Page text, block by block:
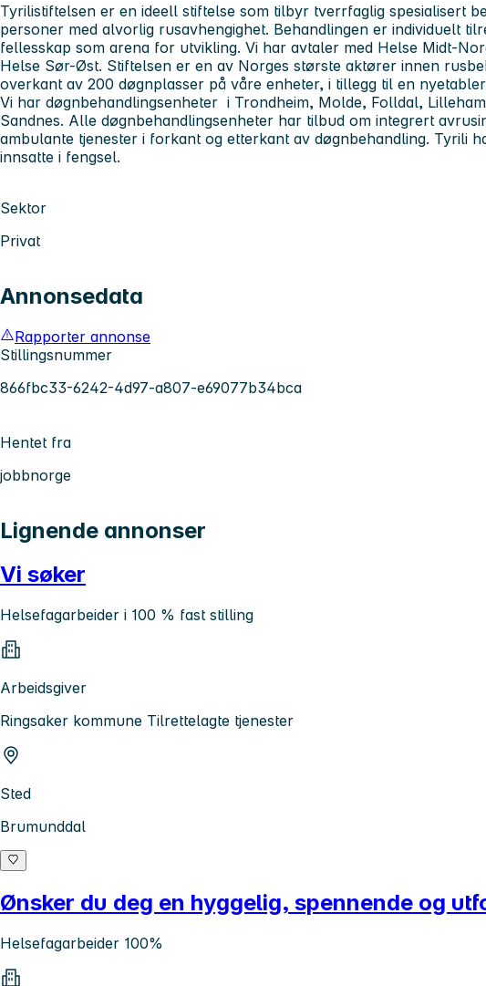
Tyrilistiftelsen er en ideell stiftelse som tilbyr tverrfaglig spesialisert
personer med alvorlig rusavhengighet. Behandlingen er individuelt
fellesskap som arena for utvikling. Vi har avtaler med Helse Midt-
Helse Sør-Øst. Stiftelsen er en av Norges største aktører innen
overkant av 200 døgnplasser på våre enheter, i tillegg til en
Vi har døgnbehandlingsenheter i Trondheim, Molde, Folldal,
Sandnes. Alle døgnbehandlingsenheter har tilbud om integrert
ambulante tjenester i forkant og etterkant av døgnbehandling. Tyrili
innsatte i fengsel.
Sektor
Privat
Annonsedata
Rapporter annonse
Stillingsnummer
866fbc33-6242-4d97-a807-e69077b34bca
Hentet fra
jobbnorge
Lignende annonser
Vi søker
Helsefagarbeider i 100 % fast stilling
Arbeidsgiver
Ringsaker kommune Tilrettelagte tjenester
Sted
Brumunddal
Ønsker du deg en hyggelig, spennende og
Helsefagarbeider 100%